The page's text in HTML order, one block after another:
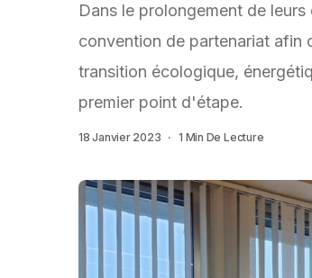
Dans le prolongement de
convention de partenariat afin
transition écologique,
premier point d'étape.
18 Janvier 2023 1 Min De Lecture